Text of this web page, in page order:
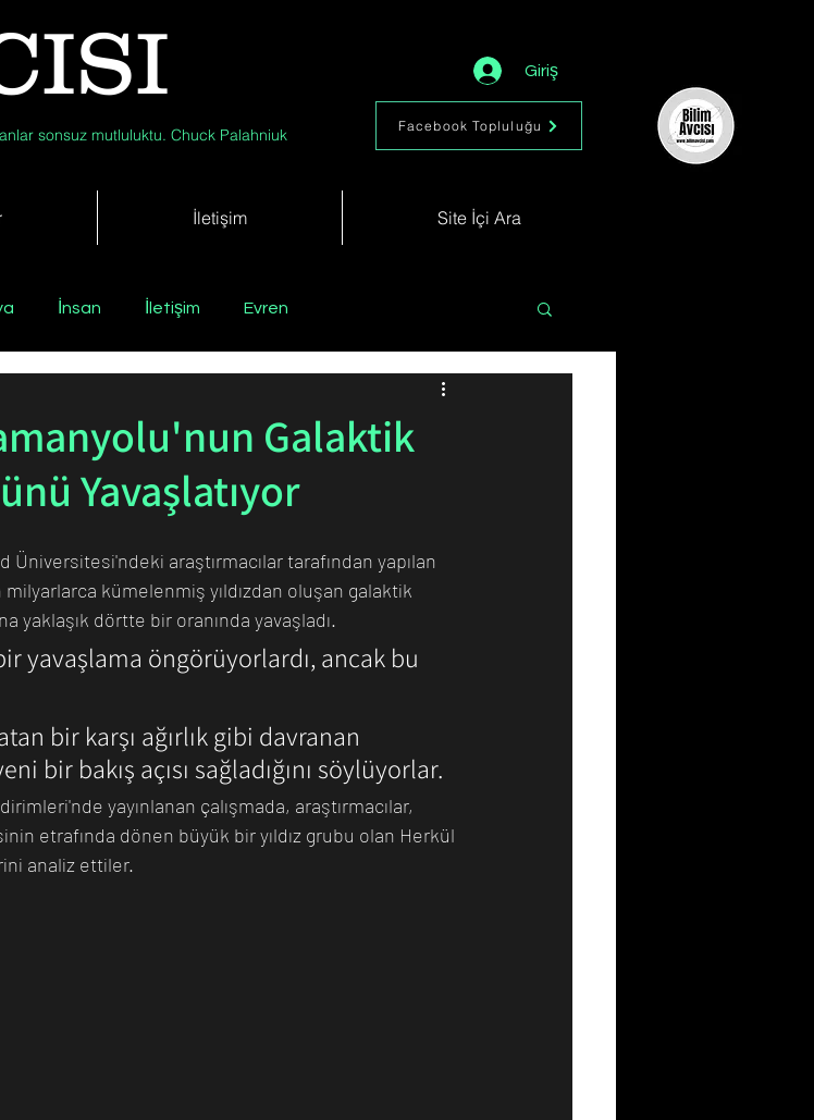
sonsuz mutluluktu. Chuck Palahniuk
Giriş
Facebook Topluluğu
İletişim Site İçi Ara
İnsan İletişim Evren
Düşüneni Çevre Kısa Kısa Bilim
Tıp İnsan Uzay Resim
Galaktik
Yavaşlatıyor
araştırmacılar tarafından yapılan
kümelenmiş yıldızdan oluşan galaktik
dörtte bir oranında yavaşladı.
yavaşlama öngörüyorlardı, ancak bu
bir karşı ağırlık gibi davranan
bir bakış açısı sağladığını söylüyorlar.
yayınlanan çalışmada, araştırmacılar,
etrafında dönen büyük bir yıldız grubu olan Herkül
analiz ettiler.